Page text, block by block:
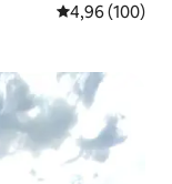
Note
4,96 (100)